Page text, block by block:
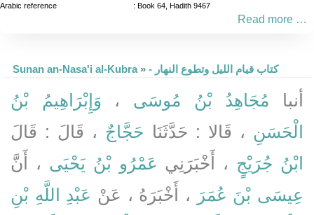
Arabic reference : Book 64, Hadith 9467
Read more …
Sunan an-Nasa'i al-Kubra» - كتاب قيام الليل وتطوع النهار
أنبا مُجَاهِدُ بْنُ مُوسَى ، وَإِبْرَاهِيمُ بْنُ
الْحَسَنِ ، قَالا : حَدَّثَنَا حَجَّاجٌ ، قَالَ : قَالَ
ابْنُ جُرَيْجٍ ، أَخْبَرَنِي عَمْرُو بْنُ يَحْيَى ، أَنَّ
عِيسَى بْنَ عُمَرَ ، أَخْبَرَهُ ، عَنْ عَبْدِ اللَّهِ بْنِ